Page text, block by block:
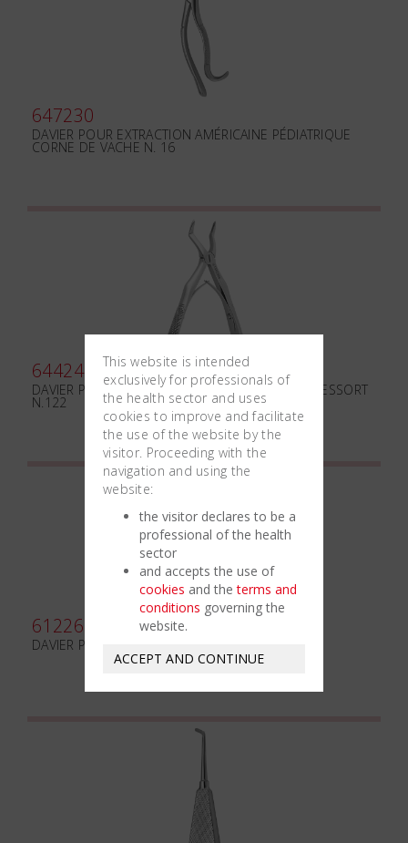
647230
DAVIER POUR EXTRACTION AMÉRICAINE PÉDIATRIQUE
CORNE DE VACHE N. 16
644240
DAVIER POUR EXTRACTION PÉDIATRIQUE AVEC RESSORT
N.122
612260
DAVIER POUR EXTRACTION BLADE BEAKS N.18
This website is intended
exclusively for professionals of
the health sector and uses
cookies to improve and facilitate
the use of the website by the
visitor. Proceeding with the
navigation and using the
website:
the visitor declares to be a
professional of the health
sector
and accepts the use of
cookies and theterms and
conditions governing the
website.
ACCEPT AND CONTINUE